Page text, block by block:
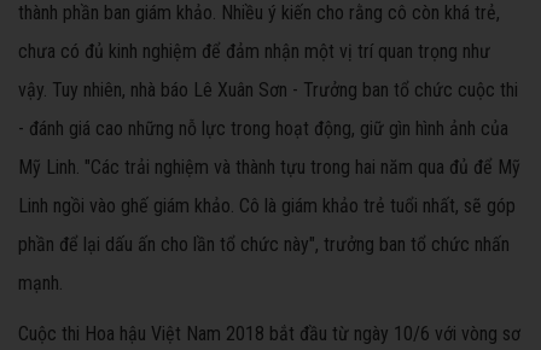
thành phần ban giám khảo. Nhiều ý kiến cho rằng cô còn khá trẻ,
chưa có đủ kinh nghiệm để đảm nhận một vị trí quan trọng như
vậy. Tuy nhiên, nhà báo Lê Xuân Sơn - Trưởng ban tổ chức cuộc thi
- đánh giá cao những nỗ lực trong hoạt động, giữ gìn hình ảnh của
Mỹ Linh. "Các trải nghiệm và thành tựu trong hai năm qua đủ để Mỹ
Linh ngồi vào ghế giám khảo. Cô là giám khảo trẻ tuổi nhất, sẽ góp
phần để lại dấu ấn cho lần tổ chức này", trưởng ban tổ chức nhấn
mạnh.
Cuộc thi Hoa hậu Việt Nam 2018 bắt đầu từ ngày 10/6 với vòng sơ